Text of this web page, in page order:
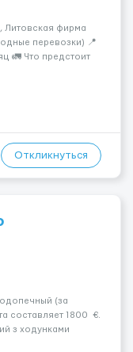
Литовская фирма
перевозки) 📍
🚛 Что предстоит
день. Погрузки и
Откликнуться
(за
составляет 1800 €.
з ходунками